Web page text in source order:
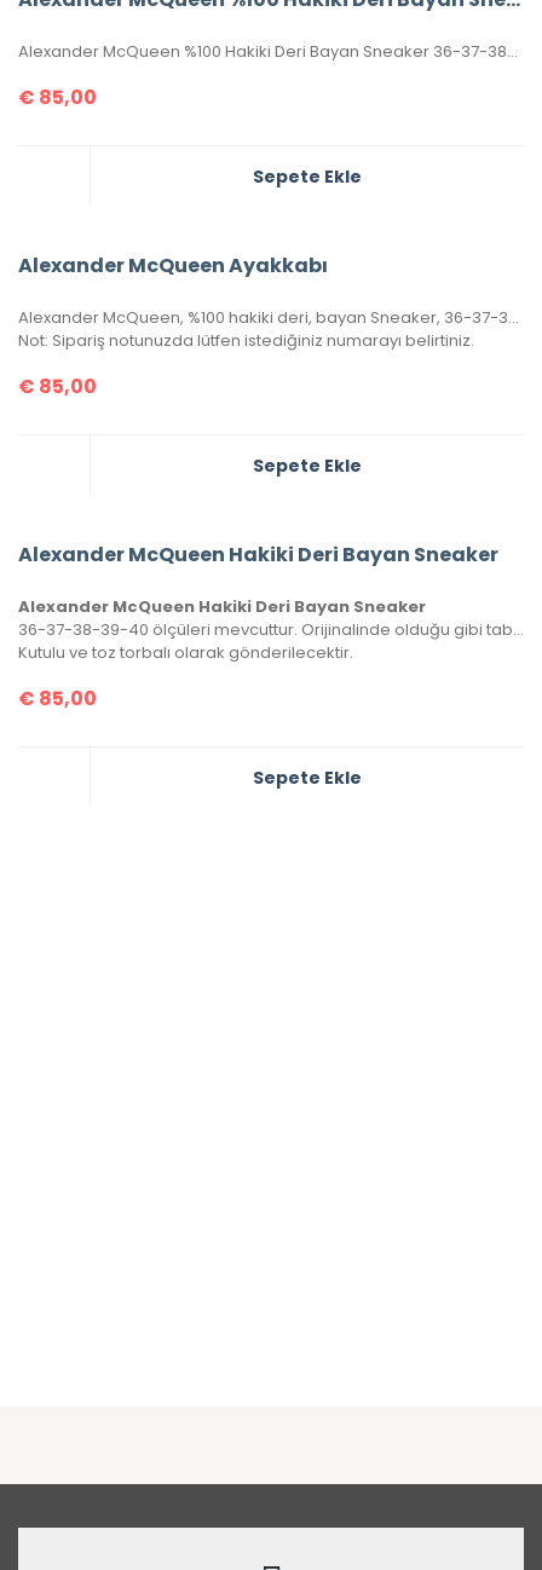
Alexander McQueen %100 Hakiki Deri Bayan Sneaker 36-37-38-39-40 Numaralar Mevcuttur.
€ 85,00
Sepete Ekle
Alexander McQueen Ayakkabı
Alexander McQueen, %100 hakiki deri, bayan Sneaker, 36-37-38-39-40 ölçülerinde pembe renk stoklara girmiştir.
Not: Sipariş notunuzda lütfen istediğiniz numarayı belirtiniz.
€ 85,00
Sepete Ekle
Alexander McQueen Hakiki Deri Bayan Sneaker
Alexander McQueen Hakiki Deri Bayan Sneaker
36-37-38-39-40 ölçüleri mevcuttur. Orijinalinde olduğu gibi tabanın sadece üst yarısı dikişlidir.
Kutulu ve toz torbalı olarak gönderilecektir.
€ 85,00
Sepete Ekle